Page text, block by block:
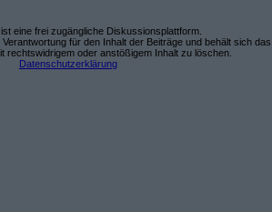
eine frei zugängliche Diskussionsplattform.
für den Inhalt der Beiträge und behält sich das
rechtswidrigem oder anstößigem Inhalt zu löschen.
Datenschutzerklärung